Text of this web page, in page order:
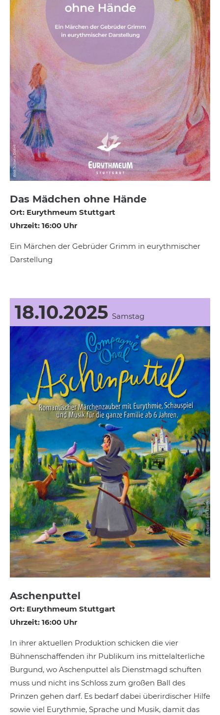
Das Mädchen ohne Hände
Ort: Eurythmeum Stuttgart
Uhrzeit: 16:00 Uhr
Ein Märchen der Gebrüder Grimm in eurythmischer
Darstellung
18.10.2025 Samstag
Aschenputtel
Ort: Eurythmeum Stuttgart
Uhrzeit: 16:00 Uhr
In ihrer aktuellen Produktion schicken die vier
Bühnenschaffenden ihr Publikum ins mittelalterliche
Burgund, wo Aschenputtel als Dienstmagd schuften
muss und nicht ins Schloss zum großen Ball des
Prinzen gehen darf. Es bedarf dabei überirdischer Hilfe
sowie viel Eurythmie, Sprache und Musik, damit das